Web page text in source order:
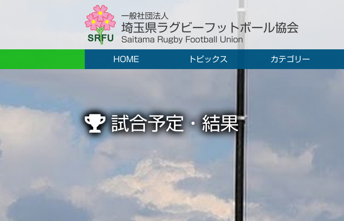
一般社団法人
埼玉県ラグビーフットボール協会
Saitama Rugby Football Union
HOME トピックス カテゴリー
試合予定・結果